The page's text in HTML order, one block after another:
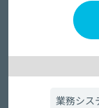
業務シス